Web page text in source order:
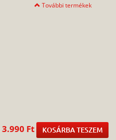
További termékek
3.990 Ft KOSÁRBA TESZEM